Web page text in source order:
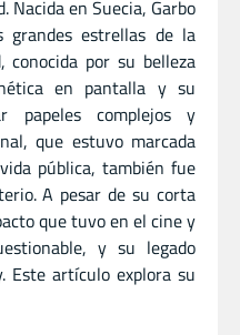
Nacida en Suecia, Garbo
estrellas de la
conocida por su belleza
en pantalla y su
papeles complejos y
que estuvo marcada
pública, también fue
A pesar de su corta
que tuvo en el cine y
y su legado
Este artículo explora su